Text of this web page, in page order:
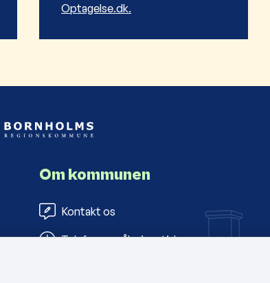
Optagelse.dk.
Om kommunen
Kontakt os
Telefon- og åbningstider